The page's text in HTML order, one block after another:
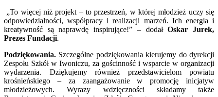
„To więcej niż projekt – to przestrzeń, w której młodzież uczy się
odpowiedzialności, współpracy i realizacji marzeń. Ich energia i
kreatywność są naprawdę inspirujące!” – dodałOskar Jurek,
Prezes Fundacji.
Podziękowania. Szczególne podziękowania kierujemy do dyrekcji
Zespołu Szkół w Iwoniczu, za gościnność i wsparcie w organizacji
wydarzenia. Dziękujemy również przedstawicielom powiatu
krośnieńskiego – za zaangażowanie w promocję inicjatyw
młodzieżowych. Wyrazy wdzięczności składamy także